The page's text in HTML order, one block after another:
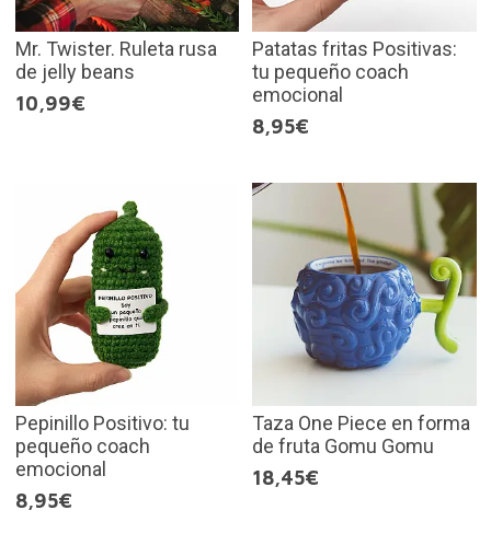
Mr. Twister. Ruleta rusa
de jelly beans
10,99€
Patatas fritas Positivas:
tu pequeño coach
emocional
8,95€
Pepinillo Positivo: tu
pequeño coach
emocional
8,95€
Taza One Piece en forma
de fruta Gomu Gomu
18,45€